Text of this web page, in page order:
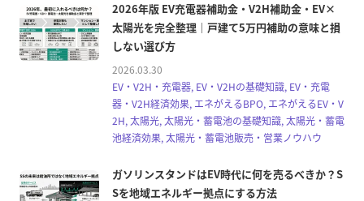
2026年版 EV充電器補助金・V2H補助金・EV×
太陽光を完全整理｜戸建て5万円補助の意味と損
しない選び方
2026.03.30
EV・V2H・充電器, EV・V2Hの基礎知識, EV・充電
器・V2H経済効果, エネがえるBPO, エネがえるEV・V
2H, 太陽光, 太陽光・蓄電池の基礎知識, 太陽光・蓄電
池経済効果, 太陽光・蓄電池販売・営業ノウハウ
ガソリンスタンドはEV時代に何を売るべきか？S
Sを地域エネルギー拠点にする方法